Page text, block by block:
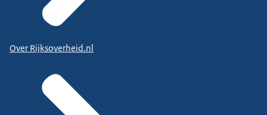
Over Rijksoverheid.nl